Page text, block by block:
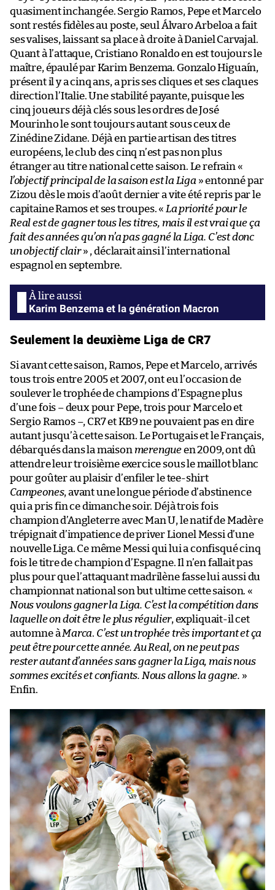
quasiment inchangée. Sergio Ramos, Pepe et Marcelo
sont restés fidèles au poste, seul Álvaro Arbeloa a fait
ses valises, laissant sa place à droite à Daniel Carvajal.
Quant à l’attaque, Cristiano Ronaldo en est toujours le
maître, épaulé par Karim Benzema. Gonzalo Higuaín,
présent il y a cinq ans, a pris ses cliques et ses claques
direction l’Italie. Une stabilité payante, puisque les
cinq joueurs déjà clés sous les ordres de José
Mourinho le sont toujours autant sous ceux de
Zinédine Zidane. Déjà en partie artisan des titres
européens, le club des cinq n’est pas non plus
étranger au titre national cette saison. Le refrain «
l’objectif principal de la saison est la Liga » entonné par
Zizou dès le mois d’août dernier a vite été repris par le
capitaine Ramos et ses troupes. « La priorité pour le
Real est de gagner tous les titres, mais il est vrai que ça
fait des années qu’on n’a pas gagné la Liga. C’est donc
un objectif clair» , déclarait ainsi l’international
espagnol en septembre.
Karim Benzema et la génération Macron
Seulement la deuxième Liga de CR7
Si avant cette saison, Ramos, Pepe et Marcelo, arrivés
tous trois entre 2005 et 2007, ont eu l’occasion de
soulever le trophée de champions d’Espagne plus
d’une fois – deux pour Pepe, trois pour Marcelo et
Sergio Ramos –, CR7 et KB9 ne pouvaient pas en dire
autant jusqu’à cette saison. Le Portugais et le Français,
débarqués dans la maison merengueen 2009, ont dû
attendre leur troisième exercice sous le maillot blanc
pour goûter au plaisir d’enfiler le tee-shirt
Campeones, avant une longue période d’abstinence
qui a pris fin ce dimanche soir. Déjà trois fois
champion d’Angleterre avec Man U, le natif de Madère
trépignait d’impatience de priver Lionel Messi d’une
nouvelle Liga. Ce même Messi qui lui a confisqué cinq
fois le titre de champion d’Espagne. Il n’en fallait pas
plus pour que l’attaquant madrilène fasse lui aussi du
championnat national son but ultime cette saison. «
Nous voulons gagner la Liga. C’est la compétition dans
laquelle on doit être le plus régulier, expliquait-il cet
automne à Marca. C’est un trophée très important et ça
peut être pour cette année. Au Real, on ne peut pas
rester autant d’années sans gagner la Liga, mais nous
sommes excités et confiants. Nous allons la gagne. »
Enfin.